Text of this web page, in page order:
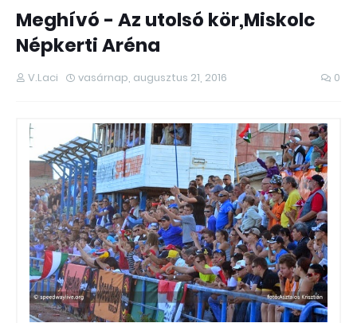
Meghívó - Az utolsó kör,Miskolc
Népkerti Aréna
V.Laci vasárnap, augusztus 21, 2016 0